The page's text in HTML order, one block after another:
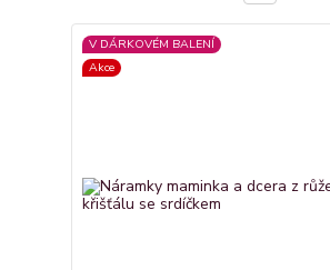
V DÁRKOVÉM BALENÍ
Akce